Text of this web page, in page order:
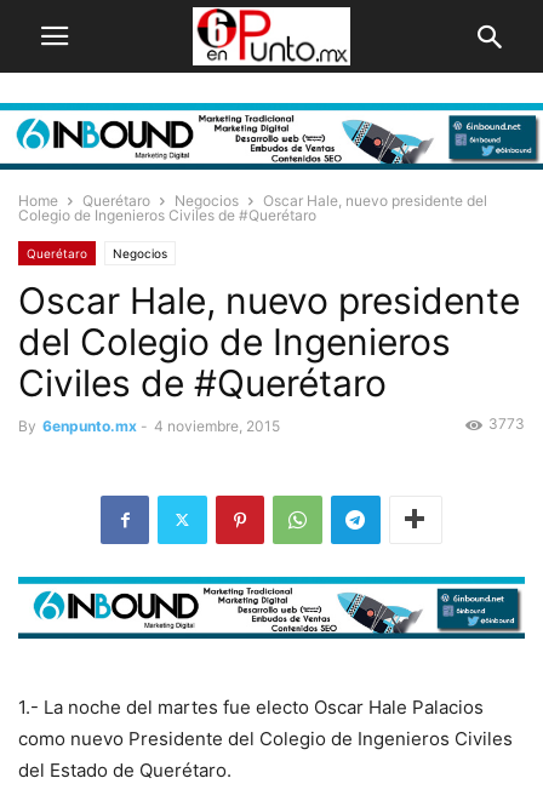
Home Querétaro Negocios
Oscar Hale, nuevo presidente del
Colegio de Ingenieros Civiles de #Querétaro
Querétaro Negocios
Oscar Hale, nuevo presidente
del Colegio de Ingenieros
Civiles de #Querétaro
By 6enpunto.mx - 4 noviembre, 2015 3773
1.- La noche del martes fue electo Oscar Hale Palacios
como nuevo Presidente del Colegio de Ingenieros Civiles
del Estado de Querétaro.